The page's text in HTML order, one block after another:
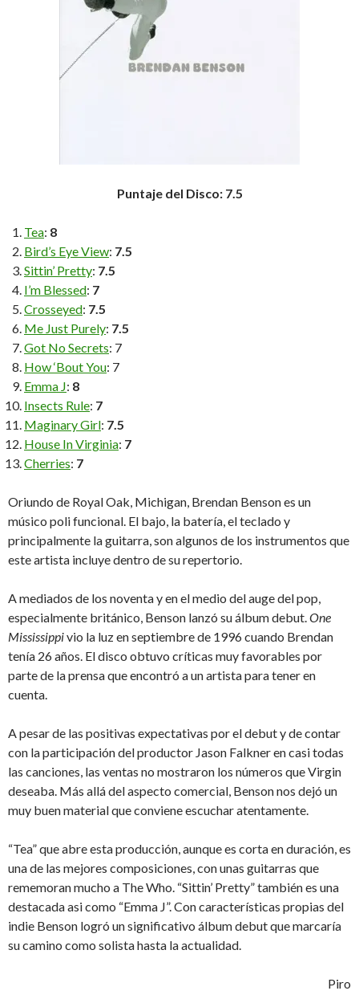
Puntaje del Disco: 7.5
Tea: 8
Bird’s Eye View: 7.5
Sittin’ Pretty: 7.5
I’m Blessed: 7
Crosseyed: 7.5
Me Just Purely: 7.5
Got No Secrets: 7
How ‘Bout You: 7
Emma J: 8
Insects Rule: 7
Maginary Girl: 7.5
House In Virginia: 7
Cherries: 7
Oriundo de Royal Oak, Michigan, Brendan Benson es un
músico poli funcional. El bajo, la batería, el teclado y
principalmente la guitarra, son algunos de los instrumentos que
este artista incluye dentro de su repertorio.
A mediados de los noventa y en el medio del auge del pop,
especialmente británico, Benson lanzó su álbum debut.One
Mississippivio la luz en septiembre de 1996 cuando Brendan
tenía 26 años. El disco obtuvo críticas muy favorables por
parte de la prensa que encontró a un artista para tener en
cuenta.
A pesar de las positivas expectativas por el debut y de contar
con la participación del productor Jason Falkner en casi todas
las canciones, las ventas no mostraron los números que Virgin
deseaba. Más allá del aspecto comercial, Benson nos dejó un
muy buen material que conviene escuchar atentamente.
“Tea” que abre esta producción, aunque es corta en duración, es
una de las mejores composiciones, con unas guitarras que
rememoran mucho a The Who. “Sittin’ Pretty” también es una
destacada asi como “Emma J”. Con características propias del
indie Benson logró un significativo álbum debut que marcaría
su camino como solista hasta la actualidad.
Piro